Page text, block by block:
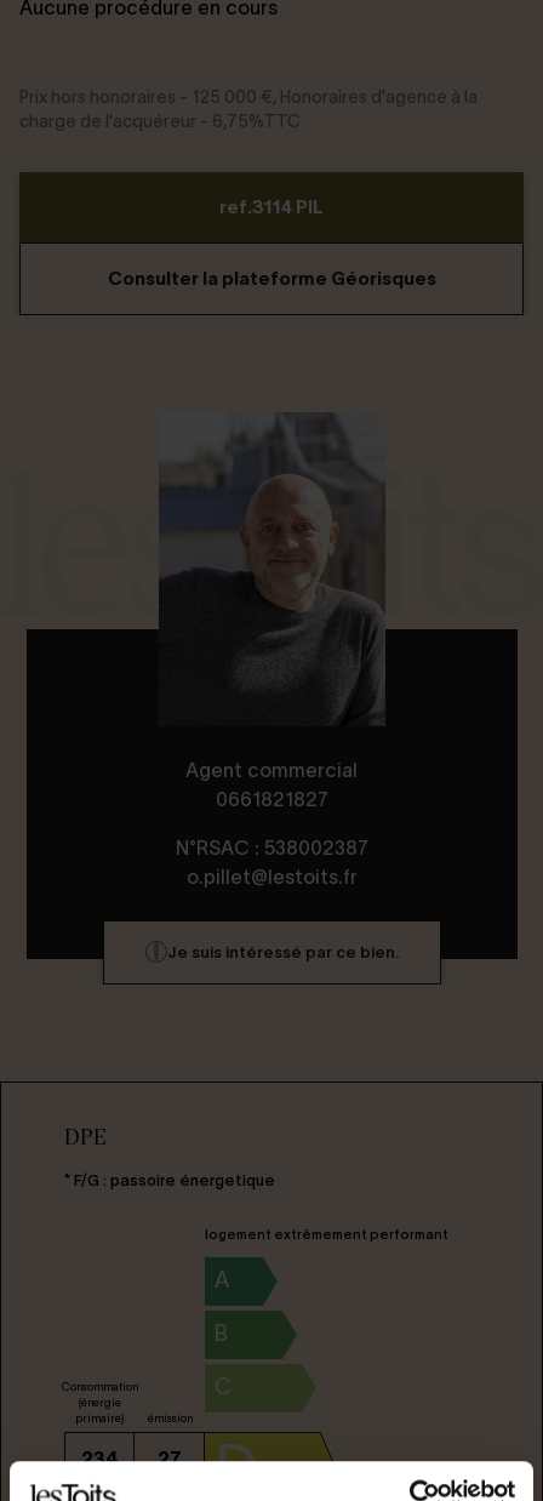
Aucune procédure en cours
Prix hors honoraires - 125 000 €, Honoraires d'agence à la
charge de l'acquéreur - 6,75%TTC
ref.3114 PIL
Consulter la plateforme Géorisques
Agent commercial
0661821827
N°RSAC : 538002387
o.pillet@lestoits.fr
Je suis intéressé par ce bien.
DPE
* F/G : passoire énergetique
logement extrêmement performant
A
B
C
Consommation
(énergie
primaire)
234
émission
27 D